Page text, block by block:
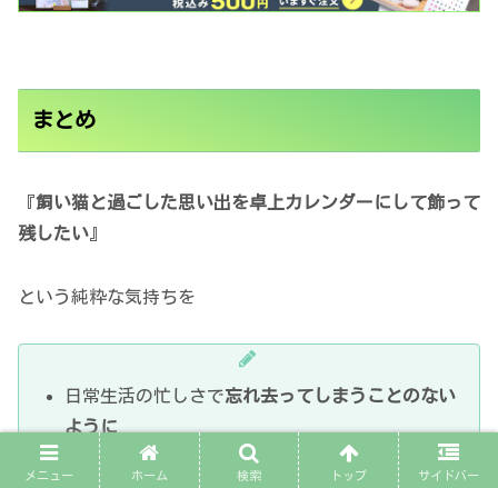
まとめ
『飼い猫と過ごした思い出を卓上カレンダーにして飾って
残したい 』
という純粋な気持ちを
日常生活の忙しさで忘れ去ってしまうことのない
ように
カレンダーを作る時間も 素敵な愛猫ちゃんとの思
メニュー ホーム 検索 トップ サイドバー